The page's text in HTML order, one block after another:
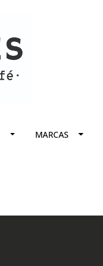
MARCAS